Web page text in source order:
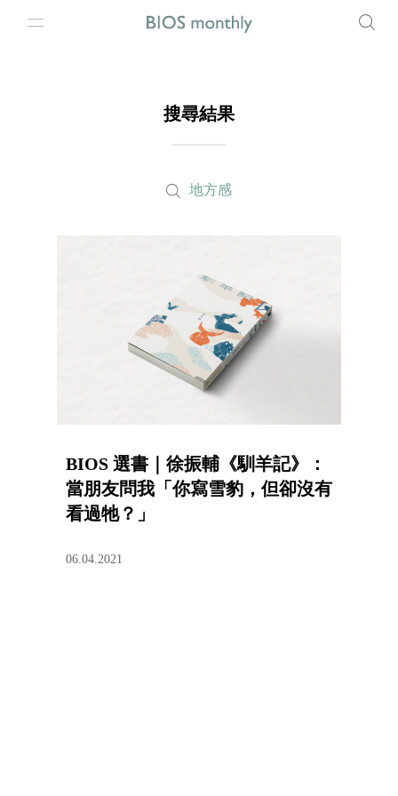
搜尋結果
地方感
BIOS 選書｜徐振輔《馴羊記》：
當朋友問我「你寫雪豹，但卻沒有
看過牠？」
06.04.2021